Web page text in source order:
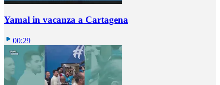
Yamal in vacanza a Cartagena
00:29